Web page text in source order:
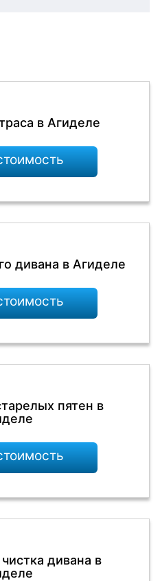
в Агиделе
дивана в Агиделе
пятен в
дивана в